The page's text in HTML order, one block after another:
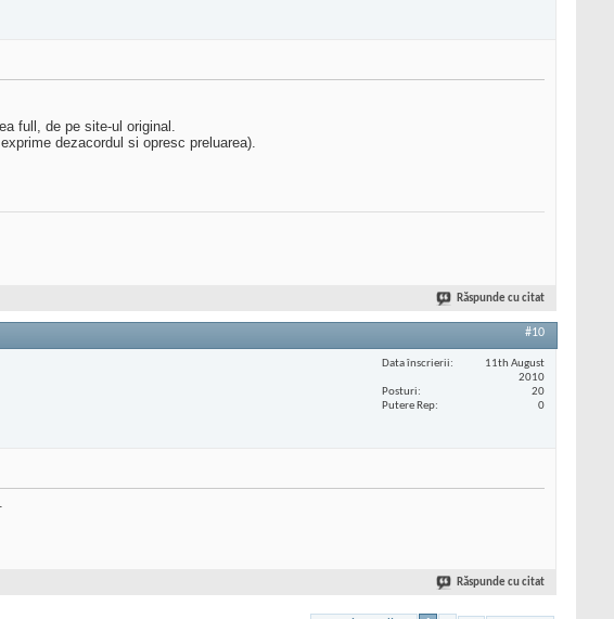
full, de pe site-ul original.
dezacordul si opresc preluarea).
Răspunde cu citat
#10
Data înscrierii
11th August
2010
Posturi
20
Putere Rep
0
Răspunde cu citat